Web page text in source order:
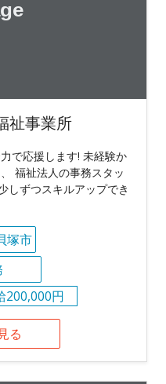
祉事業所
で応援します! 未経験か
福祉法人の事務スタッ
しずつスキルアップでき
塚市
200,000円
る